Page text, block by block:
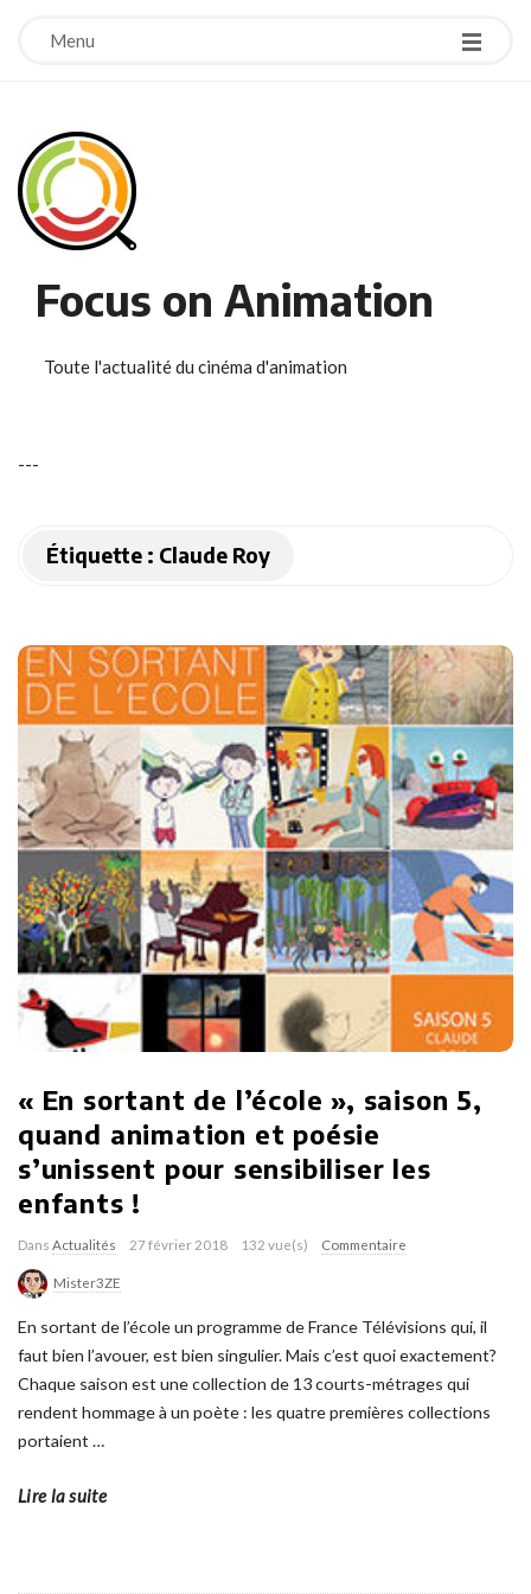
Menu
Focus on Animation
Toute l'actualité du cinéma d'animation
---
Étiquette : Claude Roy
« En sortant de l’école », saison 5,
quand animation et poésie
s’unissent pour sensibiliser les
enfants !
Dans Actualités 27 février 2018 132 vue(s) Commentaire
Mister3ZE
En sortant de l’école un programme de France Télévisions qui, il
faut bien l’avouer, est bien singulier. Mais c’est quoi exactement?
Chaque saison est une collection de 13 courts-métrages qui
rendent hommage à un poète : les quatre premières collections
portaient…
Lire la suite